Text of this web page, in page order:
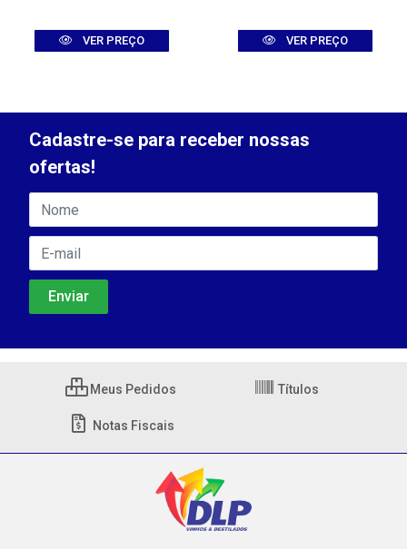
VER PREÇO VER PREÇO
Cadastre-se para receber nossas
ofertas!
Meus Pedidos Títulos
Notas Fiscais